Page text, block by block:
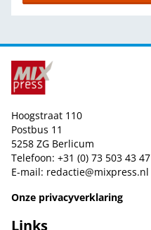
Hoogstraat 110
Postbus 11
5258 ZG Berlicum
Telefoon: +31 (0) 73 503 43 47
E-mail: redactie@mixpress.nl
Onze privacyverklaring
Links